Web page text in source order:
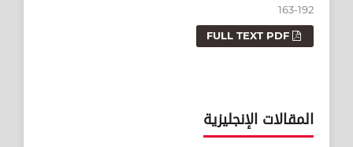
163-192
FULL TEXT PDF
المقالات الإنجليزية